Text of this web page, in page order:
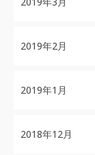
2019年2月
2019年1月
2018年12月